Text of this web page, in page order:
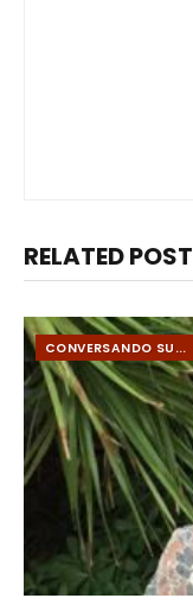
RELATED POST
CONVERSANDO SU...